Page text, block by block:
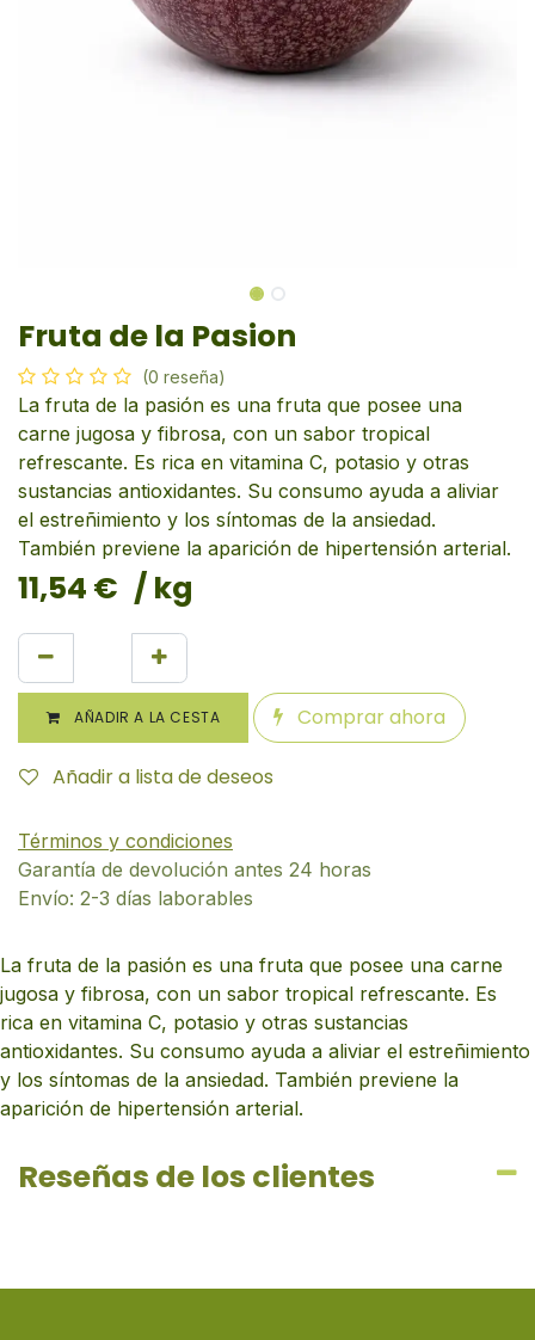
Fruta de la Pasion
(0 reseña)
La fruta de la pasión es una fruta que posee una
carne jugosa y fibrosa, con un sabor tropical
refrescante. Es rica en vitamina C, potasio y otras
sustancias antioxidantes. Su consumo ayuda a aliviar
el estreñimiento y los síntomas de la ansiedad.
También previene la aparición de hipertensión arterial.
11,54 € / kg
AÑADIR A LA CESTA Comprar ahora
Añadir a lista de deseos
Términos y condiciones
Garantía de devolución antes 24 horas
Envío: 2-3 días laborables
La fruta de la pasión es una fruta que posee una carne
jugosa y fibrosa, con un sabor tropical refrescante. Es
rica en vitamina C, potasio y otras sustancias
antioxidantes. Su consumo ayuda a aliviar el estreñimiento
y los síntomas de la ansiedad. También previene la
aparición de hipertensión arterial.
Reseñas de los clientes